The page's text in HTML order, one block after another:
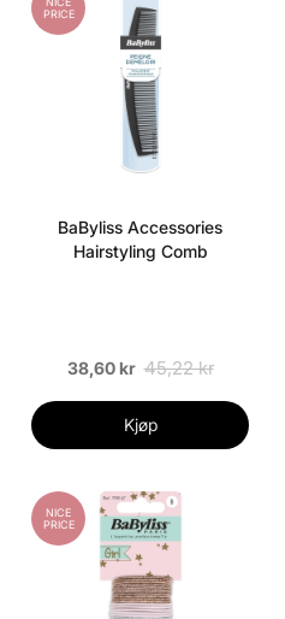
PRICE
BaByliss Accessories
Hairstyling Comb
38,60 kr 45,22 kr
Kjøp
NICE
PRICE